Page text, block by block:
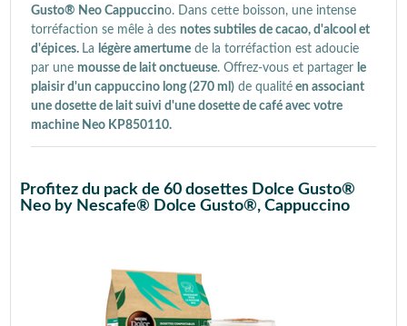
Gusto® Neo Cappuccino. Dans cette boisson, une intense
torréfaction se mêle à des notes subtiles de cacao, d'alcool et
d'épices. La légère amertume de la torréfaction est adoucie
par une mousse de lait onctueuse. Offrez-vous et partager le
plaisir d'un cappuccino long (270 ml) de qualité en associant
une dosette de lait suivi d'une dosette de café avec votre
machine Neo KP850110.
Profitez du pack de 60 dosettes Dolce Gusto®
Neo by Nescafe® Dolce Gusto®, Cappuccino